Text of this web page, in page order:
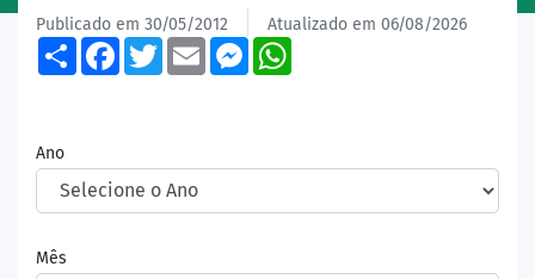
Publicado em 30/05/2012 Atualizado em 06/08/2026
ShareFacebook
TwitterEmailMessenger
Ano
Mês